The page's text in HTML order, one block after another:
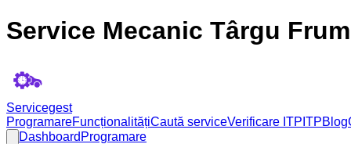
Service Mecanic Târgu
Servicegest
ProgramareFuncționalitățiCaută serviceVerificare ITP ITPBlog
Dashboard Programare